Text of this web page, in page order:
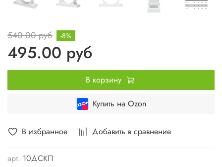
В избранное Добавить в сравнение
арт. 10ДСКП
540.00 руб
495.00 руб
-8%
В корзину
Купить на Ozon